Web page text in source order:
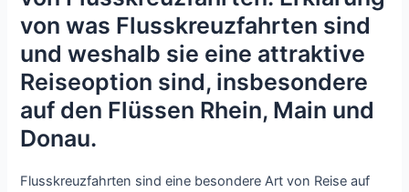
von was Flusskreuzfahrten sind
und weshalb sie eine attraktive
Reiseoption sind, insbesondere
auf den Flüssen Rhein, Main und
Donau.
Flusskreuzfahrten sind eine besondere Art von Reise auf